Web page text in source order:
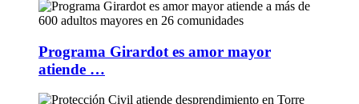
Programa Girardot es amor mayor
atiende …